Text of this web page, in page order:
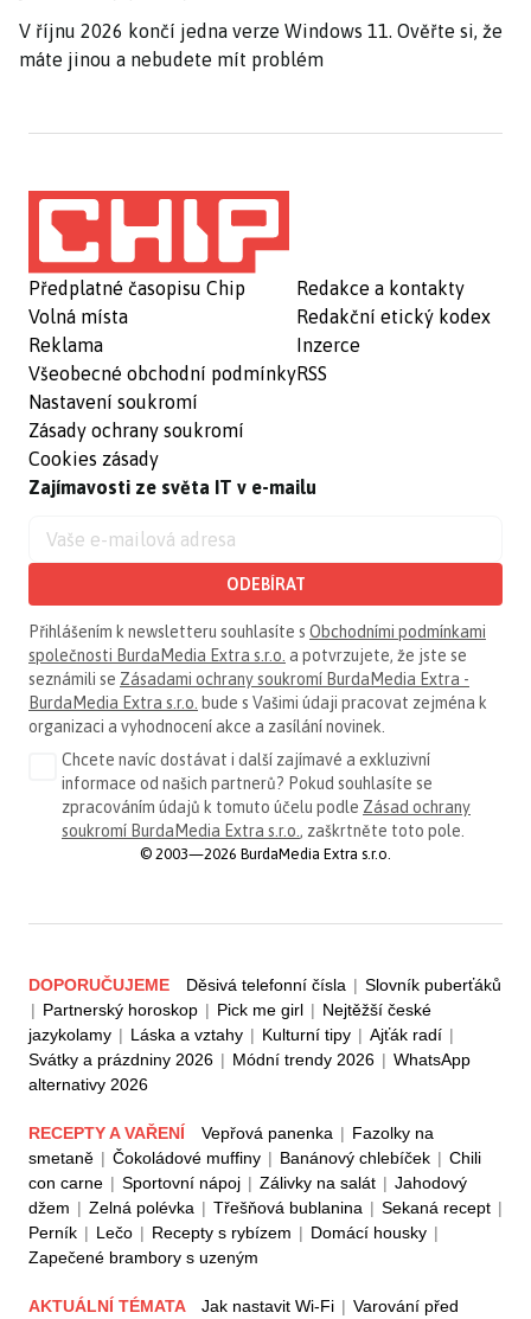
V říjnu 2026 končí jedna verze Windows 11. Ověřte si, že
máte jinou a nebudete mít problém
Předplatné časopisu Chip
Volná místa
Reklama
Všeobecné obchodní podmínky
Nastavení soukromí
Zásady ochrany soukromí
Cookies zásady
Redakce a kontakty
Redakční etický kodex
Inzerce
RSS
Zajímavosti ze světa IT v e-mailu
ODEBÍRAT
Přihlášením k newsletteru souhlasíte s Obchodními podmínkami
společnosti BurdaMedia Extra s.r.o. a potvrzujete, že jste se
seznámili se Zásadami ochrany soukromí BurdaMedia Extra -
BurdaMedia Extra s.r.o. bude s Vašimi údaji pracovat zejména k
organizaci a vyhodnocení akce a zasílání novinek.
Chcete navíc dostávat i další zajímavé a exkluzivní
informace od našich partnerů? Pokud souhlasíte se
zpracováním údajů k tomuto účelu podle Zásad ochrany
soukromí BurdaMedia Extra s.r.o. , zaškrtněte toto pole.
© 2003—2026 BurdaMedia Extra s.r.o.
DOPORUČUJEME Děsivá telefonní čísla | Slovník puberťáků
| Partnerský horoskop | Pick me girl | Nejtěžší české
jazykolamy | Láska a vztahy | Kulturní tipy | Ajťák radí |
Svátky a prázdniny 2026 | Módní trendy 2026 | WhatsApp
alternativy 2026
RECEPTY A VAŘENÍ Vepřová panenka | Fazolky na
smetaně | Čokoládové muffiny | Banánový chlebíček | Chili
con carne | Sportovní nápoj | Zálivky na salát | Jahodový
džem | Zelná polévka | Třešňová bublanina | Sekaná recept |
Perník | Lečo | Recepty s rybízem | Domácí housky |
Zapečené brambory s uzeným
AKTUÁLNÍ TÉMATA Jak nastavit Wi-Fi | Varování před